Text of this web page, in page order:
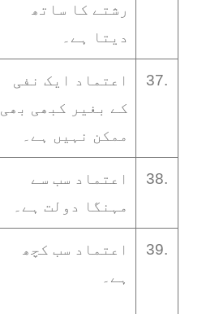
رشتے کا ساتھ
دیتا ہے۔
اعتماد ایک نفی
کے بغیر کبھی بھی
ممکن نہیں ہے۔
37.
اعتماد سب سے
مہنگا دولت ہے۔
38.
اعتماد سب کچھ
ہے۔
39.